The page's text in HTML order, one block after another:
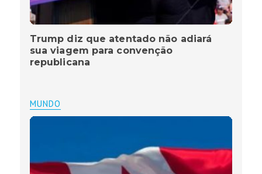
Trump diz que atentado não adiará
sua viagem para convenção
republicana
MUNDO